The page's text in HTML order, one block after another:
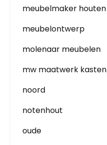
meubelmaker houten
meubelontwerp
molenaar meubelen
mw maatwerk kasten
noord
notenhout
oude